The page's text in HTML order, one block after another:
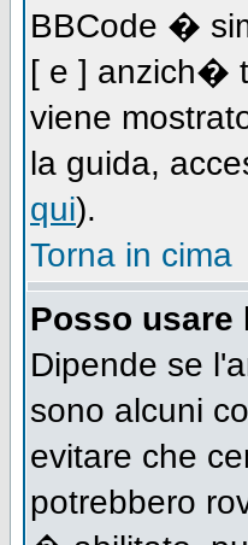
BBCode �
[ e ] anzich�
viene
la guida,
qui).
Torna in cima
Posso usare
Dipende se
sono alcuni
evitare che
potrebbero